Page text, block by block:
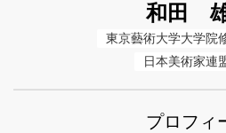
和田
東京藝術大学大学院
日本美術家連
プロフィ